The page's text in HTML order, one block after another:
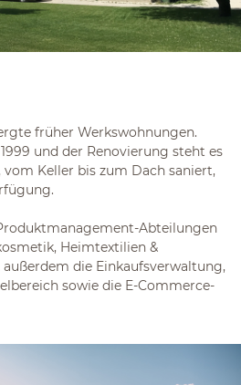
früher Werkswohnungen.
und der Renovierung steht es
vom Keller bis zum Dach saniert,
Abteilungen
Heimtextilien &
die Einkaufsverwaltung,
sowie die E-Commerce-